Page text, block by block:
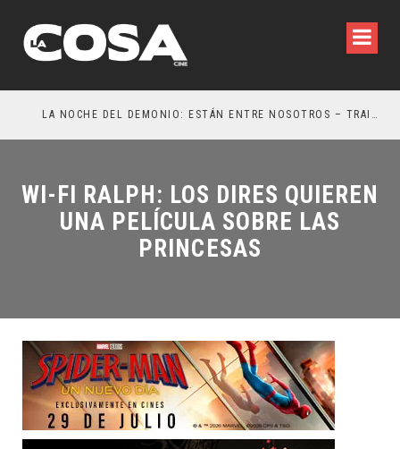
LA NOCHE DEL DEMONIO: ESTÁN ENTRE NOSOTROS – TRAILER FINAL
WI-FI RALPH: LOS DIRES QUIEREN
UNA PELÍCULA SOBRE LAS
PRINCESAS